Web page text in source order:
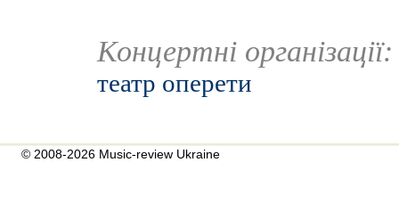
Концертні
театр оперети
© 2008-2026 Music-review Ukraine